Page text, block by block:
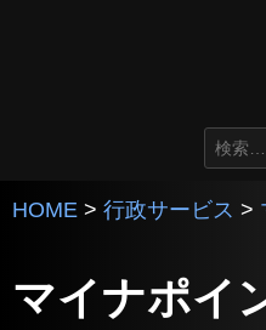
HOME > 行政サービス >
マイナポイ